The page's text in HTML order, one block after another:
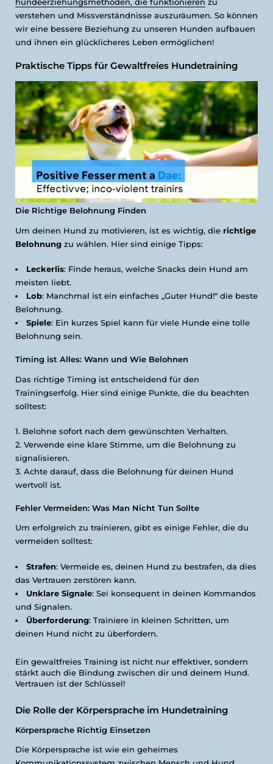
verstehen und Missverständnisse auszuräumen. So können
wir eine bessere Beziehung zu unseren Hunden aufbauen
und ihnen ein glücklicheres Leben ermöglichen!
Praktische Tipps für Gewaltfreies Hundetraining
Die Richtige Belohnung Finden
Um deinen Hund zu motivieren, ist es wichtig, die richtige
Belohnung zu wählen. Hier sind einige Tipps:
Leckerlis: Finde heraus, welche Snacks dein Hund am
meisten liebt.
Lob: Manchmal ist ein einfaches „Guter Hund!“ die beste
Belohnung.
Spiele: Ein kurzes Spiel kann für viele Hunde eine tolle
Belohnung sein.
Timing ist Alles: Wann und Wie Belohnen
Das richtige Timing ist entscheidend für den
Trainingserfolg. Hier sind einige Punkte, die du beachten
solltest:
Belohne sofort nach dem gewünschten Verhalten.
Verwende eine klare Stimme, um die Belohnung zu
signalisieren.
Achte darauf, dass die Belohnung für deinen Hund
wertvoll ist.
Fehler Vermeiden: Was Man Nicht Tun Sollte
Um erfolgreich zu trainieren, gibt es einige Fehler, die du
vermeiden solltest:
Strafen: Vermeide es, deinen Hund zu bestrafen, da dies
das Vertrauen zerstören kann.
Unklare Signale: Sei konsequent in deinen Kommandos
und Signalen.
Überforderung: Trainiere in kleinen Schritten, um
deinen Hund nicht zu überfordern.
Ein gewaltfreies Training ist nicht nur effektiver, sondern
stärkt auch die Bindung zwischen dir und deinem Hund.
Vertrauen ist der Schlüssel!
Die Rolle der Körpersprache im Hundetraining
Körpersprache Richtig Einsetzen
Die Körpersprache ist wie ein geheimes